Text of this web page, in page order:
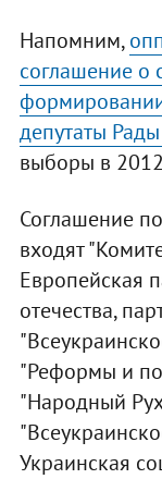
Напомним,
соглашение о
депутаты
выборы в
Соглашение
входят
Европейская
отечества,
"Реформы и
"Народный
Украинская